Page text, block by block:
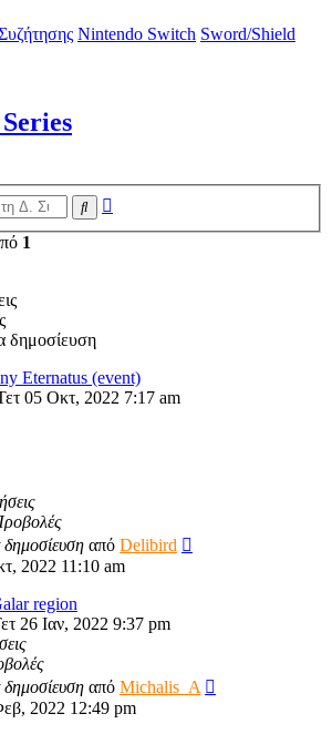
Nintendo Switch Sword/Shield
Αναζήτηση
1
δημοσίευση
Eternatus (event)
05 Οκτ, 2022 7:17 am
δημοσίευση από Delibird
2022 11:10 am
region
26 Ιαν, 2022 9:37 pm
δημοσίευση από Michalis_A
2022 12:49 pm